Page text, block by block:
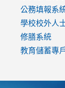
公務填報系
學校校外人
修膳系統
教育儲蓄專